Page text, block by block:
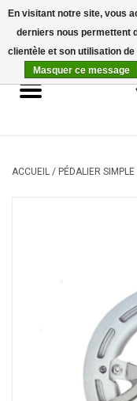
USD/CAD
Vélos neufs
Mécanique
ACCUEIL / PÉDALIER
En visitant notre site, vous
derniers nous permettent
clientèle et son utilisation
Masquer ce message